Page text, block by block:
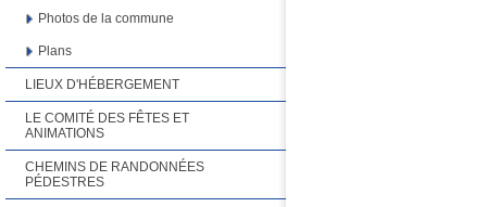
Photos de la commune
Plans
LIEUX D'HÉBERGEMENT
LE COMITÉ DES FÊTES ET
ANIMATIONS
CHEMINS DE RANDONNÉES
PÉDESTRES